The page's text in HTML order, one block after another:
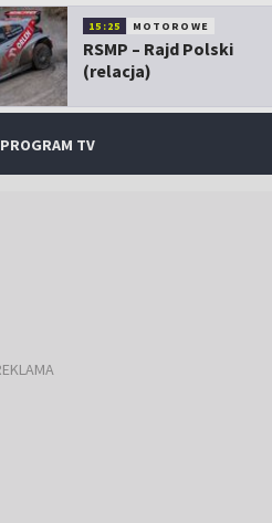
15:25 MOTOROWE
RSMP – Rajd Polski
(relacja)
PROGRAM TV